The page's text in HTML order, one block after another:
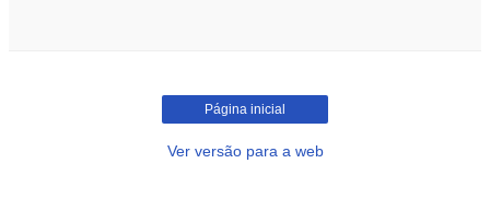
Página inicial
Ver versão para a web